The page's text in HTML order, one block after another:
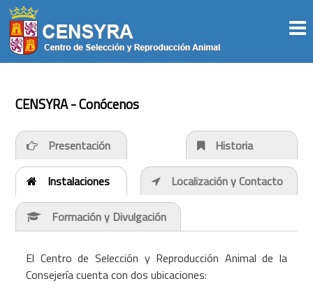
CENSYRA - Conócenos
Presentación Historia
Instalaciones Localización y Contacto
Formación y Divulgación
El Centro de Selección y Reproducción Animal de la
Consejería cuenta con dos ubicaciones: